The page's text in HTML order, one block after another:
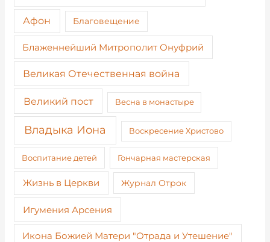
Афон Благовещение
Блаженнейший Митрополит Онуфрий
Великая Отечественная война
Великий пост Весна в монастыре
Владыка Иона Воскресение Христово
Воспитание детей Гончарная мастерская
Жизнь в Церкви Журнал Отрок
Игумения Арсения
Икона Божией Матери "Отрада и Утешение"